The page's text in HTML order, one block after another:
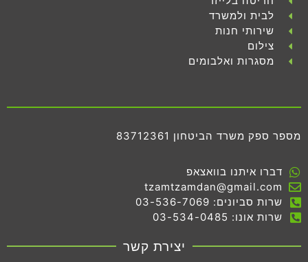
לבית ולמשרד
שירותי חנות
צילום
מסגרות ואלבומים
מספר ספק משרד הביטחון 83712361
דברו איתנו בוואצאפ
tzamtzamdan@gmail.com
שרות סביונים: 03-536-7069
שרות אונו: 03-534-0485
יצירת קשר